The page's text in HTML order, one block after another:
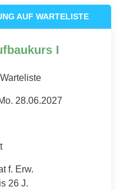
AUF WARTELISTE
I
28.06.2027
f. Erw.
26 J.